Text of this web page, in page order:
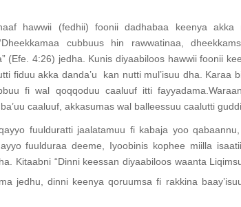
hawwii (fedhii) foonii dadhabaa keenya akka
cubbuus hin rawwatinaa,
(Efe. 4:26) jedha. Kunis diyaabiloos hawwii foonii
fiduu akka danda’u kan nutti mul’isuu dha. Karaa
fi wal qoqqoduu caaluuf itti
caaluuf, akkasumas wal balleessuu caalutti
fuulduratti jaalatamuu fi kabaja yoo
fuulduraa deeme, Iyoobinis kophee miilla
Kitaabni “Dinni keessan diyaabiloos waanta
jedhu, dinni keenya qoruumsa fi rakkina